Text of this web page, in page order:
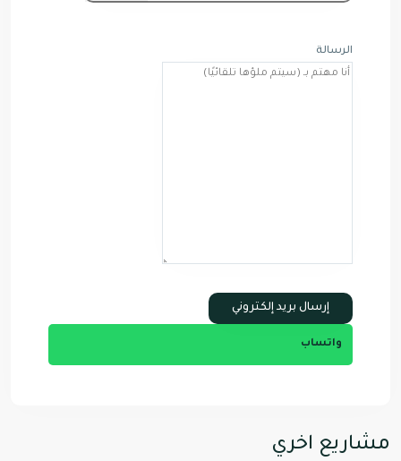
الرسالة
واتساب
مشاريع اخري